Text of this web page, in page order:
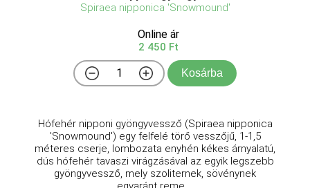
Spiraea nipponica 'Snowmound'
Online ár
2 450 Ft
Kosárba
Hófehér nipponi gyöngyvessző (Spiraea nipponica
'Snowmound') egy felfelé törő vesszőjű, 1-1,5
méteres cserje, lombozata enyhén kékes árnyalatú,
dús hófehér tavaszi virágzásával az egyik legszebb
gyöngyvessző, mely szoliternek, sövénynek